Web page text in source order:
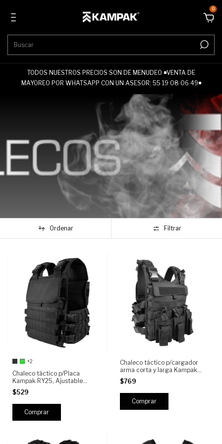
0
TODOS NUESTROS PRECIOS SON DE MENUDEO ◾VENTA DE
MAYOREO POR WHATSAPP CON UN ASESOR: 55 19 08 06 49◾
Ordenar Filtrar
+2
Chaleco táctico p/Placa
Kampak RY25, Ajustable
Crossfit
$529
Comprar
Chaleco táctico p/cargador
arma corta y larga Kampak
CH3C, para Placa.
$769